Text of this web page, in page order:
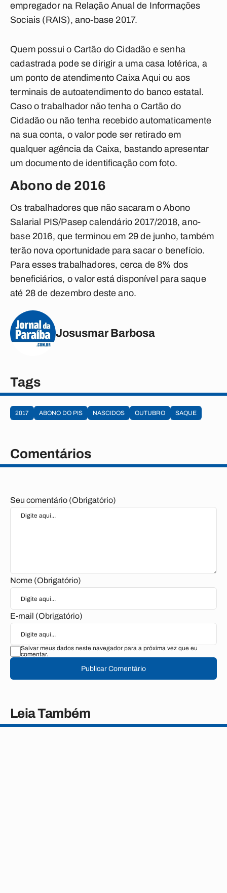
empregador na Relação Anual de Informações
Sociais (RAIS), ano-base 2017.
Quem possui o Cartão do Cidadão e senha
cadastrada pode se dirigir a uma casa lotérica, a
um ponto de atendimento Caixa Aqui ou aos
terminais de autoatendimento do banco estatal.
Caso o trabalhador não tenha o Cartão do
Cidadão ou não tenha recebido automaticamente
na sua conta, o valor pode ser retirado em
qualquer agência da Caixa, bastando apresentar
um documento de identificação com foto.
Abono de 2016
Os trabalhadores que não sacaram o Abono
Salarial PIS/Pasep calendário 2017/2018, ano-
base 2016, que terminou em 29 de junho, também
terão nova oportunidade para sacar o benefício.
Para esses trabalhadores, cerca de 8% dos
beneficiários, o valor está disponível para saque
até 28 de dezembro deste ano.
Josusmar Barbosa
Tags
2017 ABONO DO PIS NASCIDOS OUTUBRO SAQUE
Comentários
Seu comentário (Obrigatório)
Nome (Obrigatório)
E-mail (Obrigatório)
Salvar meus dados neste navegador para a próxima vez que eu
comentar.
Publicar Comentário
Leia Também